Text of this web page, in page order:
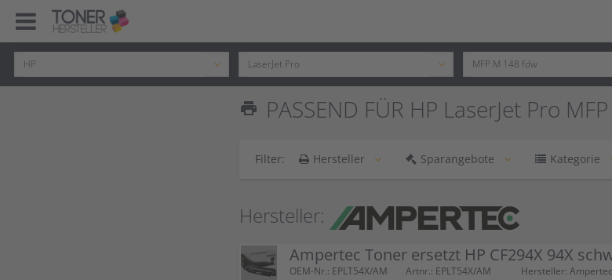
print PASSEND FÜR HP LaserJet Pro
Filter: Hersteller Sparangebote Kategorie
Hersteller:
Ampertec Toner ersetzt HP CF294X 94X
OEM-Nr.: EPLT54X/AM Artnr.: EPLT54X/AM Hersteller: Ampertec